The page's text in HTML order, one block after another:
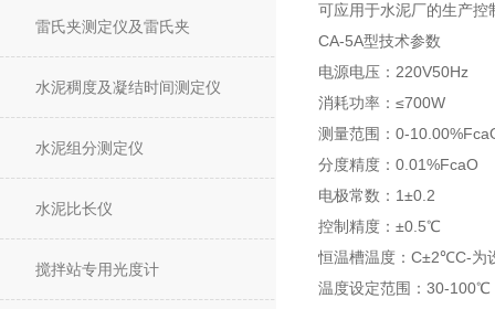
雷氏夹测定仪及雷氏夹
水泥稠度及凝结时间测定仪
水泥组分测定仪
水泥比长仪
搅拌站专用光度计
可应用于水泥厂的生产
CA-5A型技术参数
电源电压：220V50Hz
消耗功率：≤700W
测量范围：0-
分度精度：0.01%FcaO
电极常数：1±0.2
控制精度：±0.5℃
恒温槽温度：C±2℃C-为
温度设定范围：30-100℃